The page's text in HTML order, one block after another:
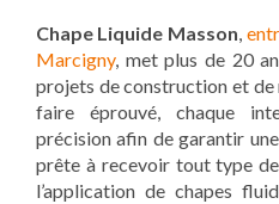
Chape Liquide Masson,
Marcigny, met plus de 20
projets de construction et de
faire éprouvé, chaque
précision afin de garantir
prête à recevoir tout type
l’application de chapes